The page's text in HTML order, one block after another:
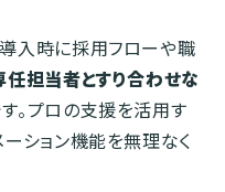
入時に採用フローや職
任担当者とすり合わせな
。プロの支援を活用す
ション機能を無理なく